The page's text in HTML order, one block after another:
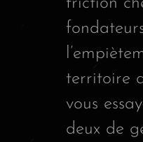
territoire
vous
deux de